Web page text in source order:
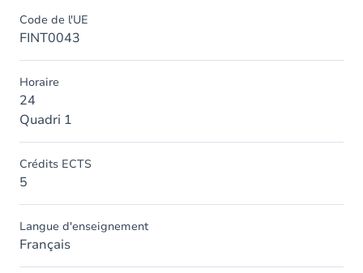
Code de l'UE
FINT0043
Horaire
24
Quadri 1
Crédits ECTS
5
Langue d'enseignement
Français